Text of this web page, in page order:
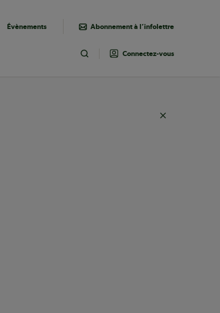
Évènements Abonnement à l’infolettre
Toggle Search
Connectez-vous